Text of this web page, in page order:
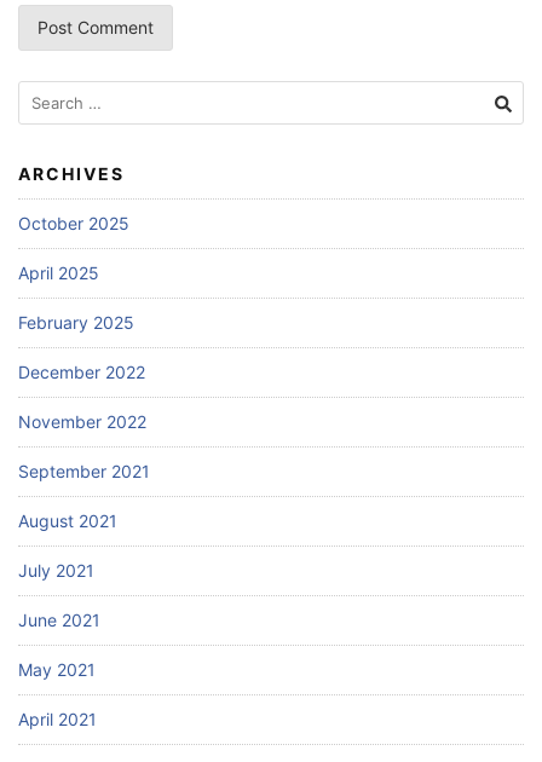
Search
for:
ARCHIVES
October 2025
April 2025
February 2025
December 2022
November 2022
September 2021
August 2021
July 2021
June 2021
May 2021
April 2021